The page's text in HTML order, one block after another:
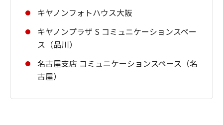
キヤノンフォトハウス大阪
キヤノンプラザ S コミュニケーションスペー
ス（品川）
名古屋支店 コミュニケーションスペース（名
古屋）